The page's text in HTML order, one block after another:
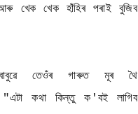
খেক খেক হাঁহিৰ পৰাই বুজিব
তেওঁৰ গাৰুত মূৰ থৈ
কথা কিন্তু ক'বই লাগিব